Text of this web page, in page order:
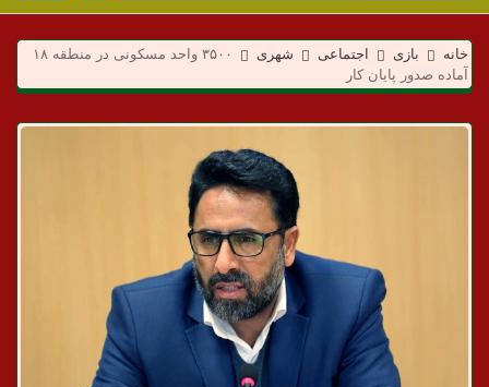
ی
د
ا
خانه بازی اجتماعی شهری
۳۵۰۰ واحد مسکونی در منطقه ۱۸
آماده صدور پایان کار